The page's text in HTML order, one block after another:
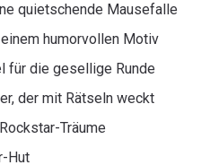
quietschende Mausefalle
humorvollen Motiv
für die gesellige Runde
der mit Rätseln weckt
Träume
Hut